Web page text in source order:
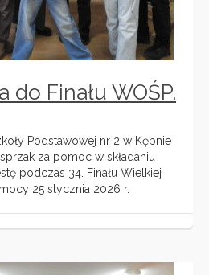
do Finału WOŚP.
Podstawowej nr 2 w Kępnie
za pomoc w składaniu
podczas 34. Finału Wielkiej
25 stycznia 2026 r.